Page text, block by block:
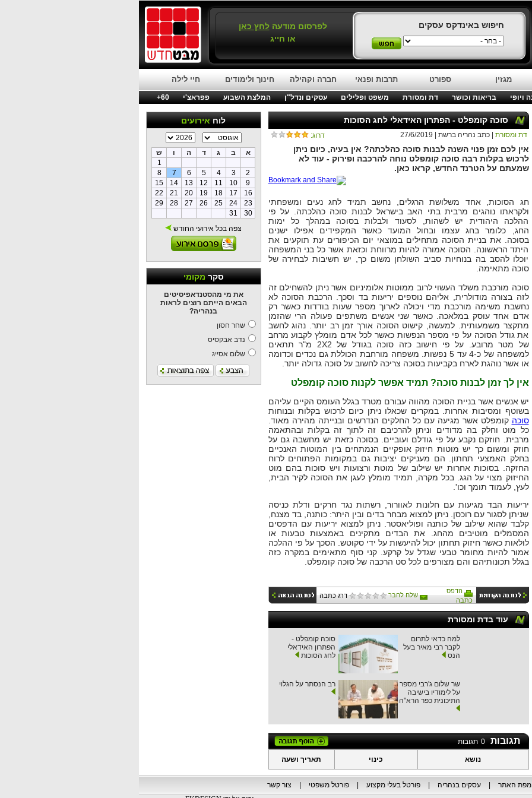
חיפוש באינדקס עסקים לפרסום מודעהלחץ כאן
או חייג
מגזין ספורט תרבות ופנאי חברה וקהילה חינוך ולימודים חיי לילה
ויופי בריאות וכושר דת ומסורת משפט ופלילים עסקים ונדל"ן המלצת השבוע פפראצ'י
60+
לוחאירועים
א ב ג ד ה ו
ש
1
2
3
4
5
6
7
8
9
10
11
12
13
14
15
16
17
18
19
20
21
22
23
24
25
26
27
28
29
30
31
צפה בכל אירועי החודש
סקרמקומי
את מי מהסטנדאפיסיטים
הבאים הייתם רוצים לראות
בנהריה?
שחר חסון
נדב אבקסיס
שלום אסייג
סוכה קומפלט - הפתרון האידאלי לחג הסוכות
דרוג: דת ומסורת | כתב נהריה ברשת | 27/6/2019
אין לכם זמן פנוי השנה לבנות סוכה כהלכתה? אין בעיה, כיום ניתן
לרכוש בקלות רבה סוכה קומפלט נוחה להרכבה ופירוק - עוד לא
שמעתם על הטרנד החדש, קראו כאן.
חג הסוכות, אחד משלושת הרגלים, נחשב תמיד לחג נעים ומשפחתי
ולקראתו נוהגים מרבית בתי האב בישראל לבנות סוכה כהלכתה. על פי
ההלכה היהודית יש לשהות, לסעוד ולבלות בסוכה במהלך כל ימות
החג, כלומר בחג עצמו ובחול המועד כאשר המקפידים אפילו ישנים
בסוכה. את בניית הסוכה מתחילים במוצאי יום הכיפורים עת תוקעים את
היתד הראשונה. הסוכה אמורה להיות מרווחת וכזאת אשר כל בני המשפחה
יוכלו להסב בה בנוחיות סביב השולחן משום כך, יש חשיבות לבחירה של
סוכה מתאימה.
סוכה מורכבת משלד העשוי לרוב ממוטות אלומיניום אשר ניתן להשחילם זה
לזה בצורה מודולרית, אליהם נוספים יריעות בד וסכך. הרכבת הסוכה לא
נחשבת משימה מורכבת מדי ויכולה לארוך מספר שעות בודדות כאשר רק
אדם אחד עוסק במלאכה. כאשר שני אנשים משתפים פעולה הרי שהזמן
מתקצר משמעותית. למעשה, קישוט הסוכה אורך זמן רב יותר. נהוג לחשב
את גודל הסוכה על פי מספר הנפשות כאשר לכל אדם מומלץ לקבוע מרחב
של מטר מרובע. על פי חישוב כזה סוכה בגודל של 2X2 מ"ר תתאים
למשפחה של כ-4 עד 5 נפשות. משפחה מורחבת הכוללת גם נכדים וכדומה
או אשר נוהגת לארח בקביעות בסוכה צריכה לחשוב על סוכה גדולה יותר.
אין לך זמן לבנות סוכה? תמיד אפשר לקנות סוכה קומפלט
יש אנשים אשר בניית הסוכה מהווה עבורם מטרד בגלל העומס הקיים עליהם
בשוטף ומסיבות אחרות. במקרים שכאלו ניתן כיום לרכוש בקלות ובנוחות
סוכה קומפלט אשר מגיעה עם כל החלקים הנדרשים ובנייתה מהירה מאוד.
כל מוט וחלק בה מדודים וניתן להרכיבם זה לתוך זה בקלות ובהתאמה
מרבית. חוזקם נקבע על פי גודלם ועוביים. בסוכה כזאת יש מחשבה גם על
חוזק ומשום כך יש מוטות חיזוק אופקיים הנמתחים בין המוטות האנכיים
בחלק האמצעי תחתון. הם מעניקים יציבות גם במקומות הפתוחים לרוח
החזקה. בסוכות אחרות יש שילוב של מוטת ורצועות ויש סוכות בהם מוט
החיזוק מצוי על הגג. בכל מקרה, תמיד מומלץ לעגן את הסוכה לקיר הבית,
לעץ, לעמוד תומך וכו'.
יריעות הבד מגיעות עם חלונות לאוורור, רשתות נגד חרקים ודלת כניסה
שניתן לסגור עם רוכסן. ניתן למצוא מבחר בדים ובין היתר: כותנה, בד מצנח,
קלבד שהוא שילוב של כותנה ופוליאסטר. ניתן למצוא יריעות עם הדפסים
המסמלים מוטיבים מהחג. את הבדים מתקינים באמצעות טבעות או
לולאות כאשר חיזוק תחתון יכול להיעשות על ידי סקוטש. הסכך על פי ההלכה
אמור להיות מחומר טבעי שגדל על קרקע. קני סוף מתאימים במקרה כזה
בגלל תכונותיהם והם מצורפים לכל סט הרכבה של סוכה קומפלט.
הדפס
כתבה
שלח לחבר דרג כתבה
עוד בדת ומסורת
למה כדאי לתרום
לקבר רבי מאיר בעל
הנס
סוכה קומפלט -
הפתרון האידאלי
לחג הסוכות
שר שלום ג'רבי מספר
על לימודיו בישיבה
התיכונית כפר הרא"ה
רב הנסתר על הגלוי
תגובות 0 תגובות
נושא כינוי תאריך ושעה
מפת האתר עסקים בנהריה פורטל בעלי מקצוע פורטל משפטי
צור קשר